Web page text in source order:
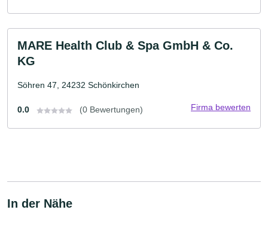
MARE Health Club & Spa GmbH & Co.
KG
Söhren 47, 24232 Schönkirchen
0.0 (0 Bewertungen) Firma bewerten
In der Nähe